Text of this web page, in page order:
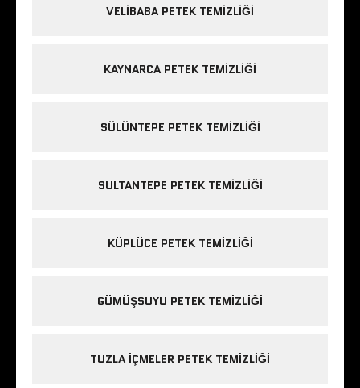
VELIBABA PETEK TEMIZLIĞI
KAYNARCA PETEK TEMIZLIĞI
SÜLÜNTEPE PETEK TEMIZLIĞI
SULTANTEPE PETEK TEMIZLIĞI
KÜPLÜCE PETEK TEMIZLIĞI
GÜMÜŞSUYU PETEK TEMIZLIĞI
TUZLA IÇMELER PETEK TEMIZLIĞI